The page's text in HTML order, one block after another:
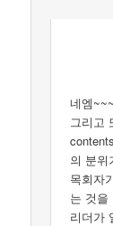
네엠~~~
그리고
의 분위
목회자
는 것을
리더가